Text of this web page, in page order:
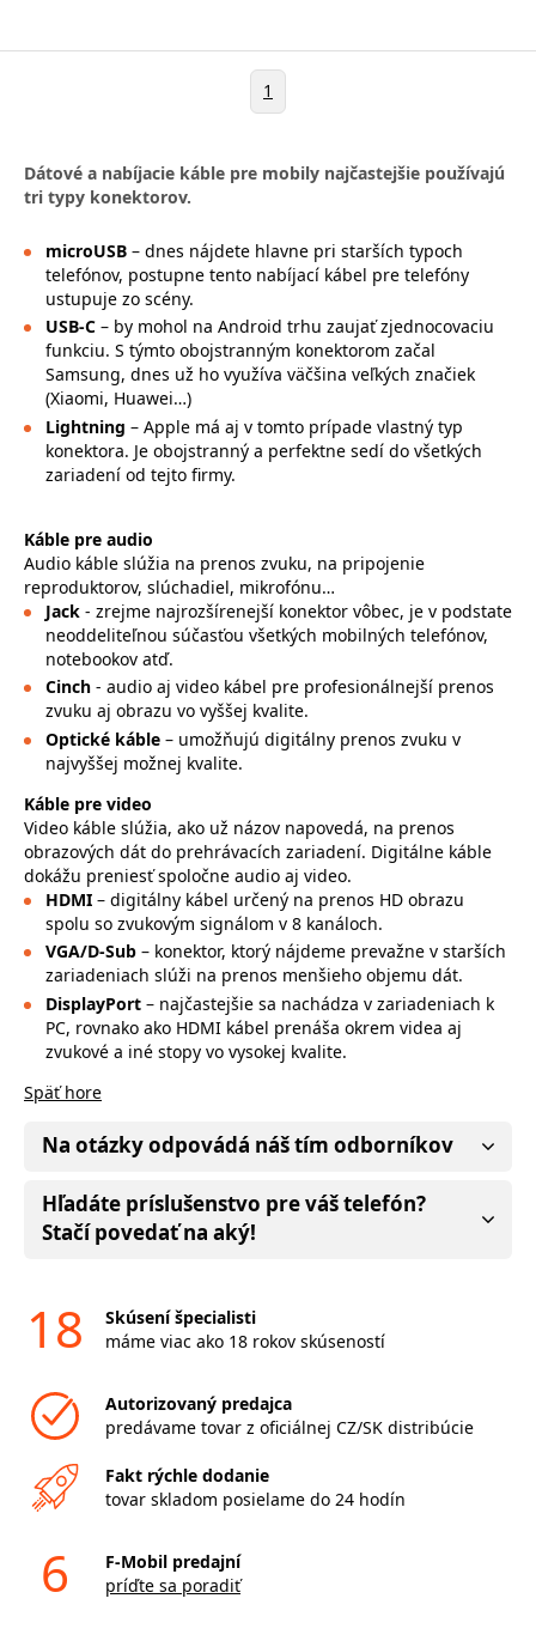
1
Dátové a nabíjacie káble pre mobily najčastejšie používajú
tri typy konektorov.
microUSB – dnes nájdete hlavne pri starších typoch
telefónov, postupne tento nabíjací kábel pre telefóny
ustupuje zo scény.
USB-C – by mohol na Android trhu zaujať zjednocovaciu
funkciu. S týmto obojstranným konektorom začal
Samsung, dnes už ho využíva väčšina veľkých značiek
(Xiaomi, Huawei…)
Lightning – Apple má aj v tomto prípade vlastný typ
konektora. Je obojstranný a perfektne sedí do všetkých
zariadení od tejto firmy.
Káble pre audio
Audio káble slúžia na prenos zvuku, na pripojenie
reproduktorov, slúchadiel, mikrofónu…
Jack - zrejme najrozšírenejší konektor vôbec, je v podstate
neoddeliteľnou súčasťou všetkých mobilných telefónov,
notebookov atď.
Cinch - audio aj video kábel pre profesionálnejší prenos
zvuku aj obrazu vo vyššej kvalite.
Optické káble – umožňujú digitálny prenos zvuku v
najvyššej možnej kvalite.
Káble pre video
Video káble slúžia, ako už názov napovedá, na prenos
obrazových dát do prehrávacích zariadení. Digitálne káble
dokážu preniesť spoločne audio aj video.
HDMI – digitálny kábel určený na prenos HD obrazu
spolu so zvukovým signálom v 8 kanáloch.
VGA/D-Sub – konektor, ktorý nájdeme prevažne v starších
zariadeniach slúži na prenos menšieho objemu dát.
DisplayPort – najčastejšie sa nachádza v zariadeniach k
PC, rovnako ako HDMI kábel prenáša okrem videa aj
zvukové a iné stopy vo vysokej kvalite.
Späť hore
Na otázky odpovádá náš tím odborníkov
Hľadáte príslušenstvo pre váš telefón?
Stačí povedať na aký!
18
Skúsení špecialisti
máme viac ako 18 rokov skúseností
Autorizovaný predajca
predávame tovar z oficiálnej CZ/SK distribúcie
Fakt rýchle dodanie
tovar skladom posielame do 24 hodín
6
F-Mobil predajní
príďte sa poradiť